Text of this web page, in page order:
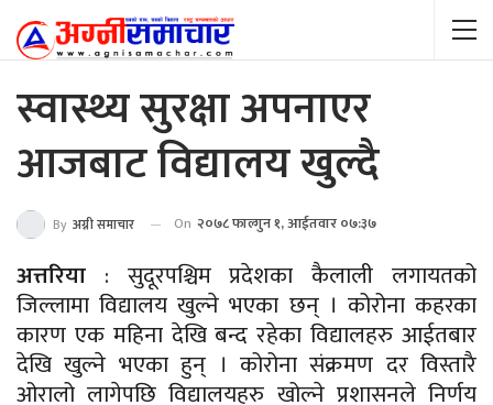
स्वास्थ्य सुरक्षा अपनाएर
आजबाट विद्यालय खुल्दै
By अग्नी समाचार On २०७८ फाल्गुन १, आईतवार ०७:३७
अत्तरिया : सुदूरपश्चिम प्रदेशका कैलाली लगायतको
जिल्लामा विद्यालय खुल्ने भएका छन् । कोरोना कहरका
कारण एक महिना देखि बन्द रहेका विद्यालहरु आईतबार
देखि खुल्ने भएका हुन् । कोरोना संक्रमण दर विस्तारै
ओरालो लागेपछि विद्यालयहरु खोल्ने प्रशासनले निर्णय